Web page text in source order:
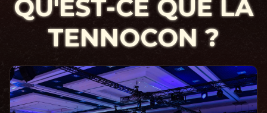
QU'EST-CE QUE
LA TENNOCON ?